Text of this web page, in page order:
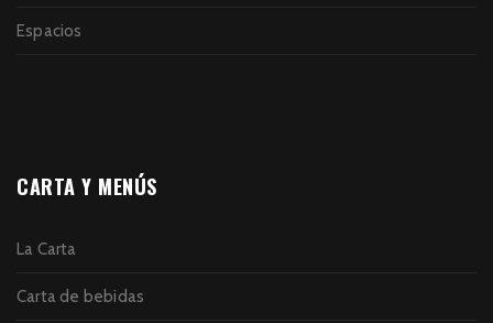
Espacios
CARTA Y MENÚS
La Carta
Carta de bebidas